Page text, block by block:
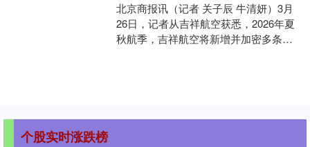
北京商报讯（记者 关子辰 牛清妍）3月
26日，记者从吉祥航空获悉，2026年夏
秋航季，吉祥航空将新增并加密多条国
个股实时涨跌榜